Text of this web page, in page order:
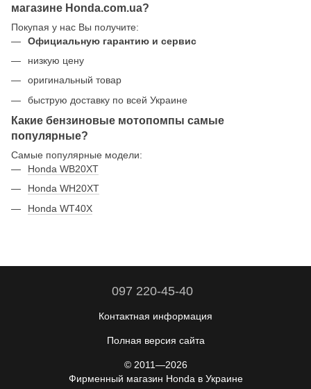
магазине Honda.com.ua?
Покупая у нас Вы получите:
Официальную гарантию и сервис
низкую цену
оригинальный товар
быструю доставку по всей Украине
Какие бензиновые мотопомпы самые
популярные?
Самые популярные модели:
Honda WB20XT
Honda WH20XT
Honda WT40X
097 220-45-40
Контактная информация
Полная версия сайта
© 2011—2026
Фирменный магазин Honda в Украине